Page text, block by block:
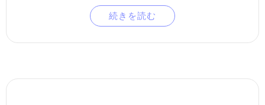
続きを読む